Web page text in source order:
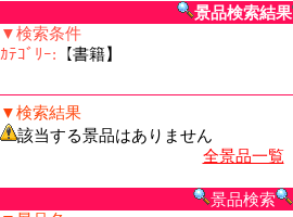
景品検索結果
▼検索条件
ｶﾃｺﾞﾘｰ: 【書籍】
▼検索結果
該当する景品はありません
全景品一覧
景品検索